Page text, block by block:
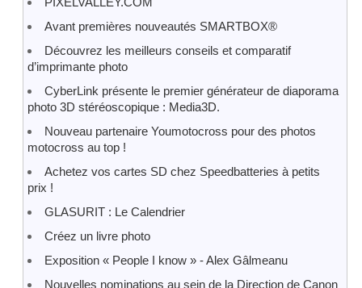
Avant premières nouveautés SMARTBOX®
Découvrez les meilleurs conseils et comparatif
d’imprimante photo
CyberLink présente le premier générateur de diaporama
photo 3D stéréoscopique : Media3D.
Nouveau partenaire Youmotocross pour des photos
motocross au top !
Achetez vos cartes SD chez Speedbatteries à petits
prix !
GLASURIT : Le Calendrier
Créez un livre photo
Exposition « People I know » - Alex Gâlmeanu
Nouvelles nominations au sein de la Direction de Canon